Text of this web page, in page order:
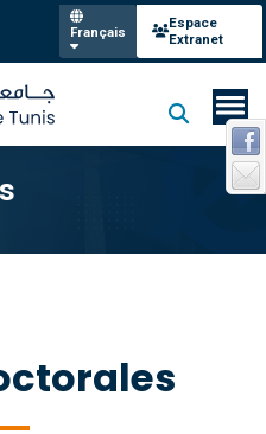
Français
Espace
Extranet